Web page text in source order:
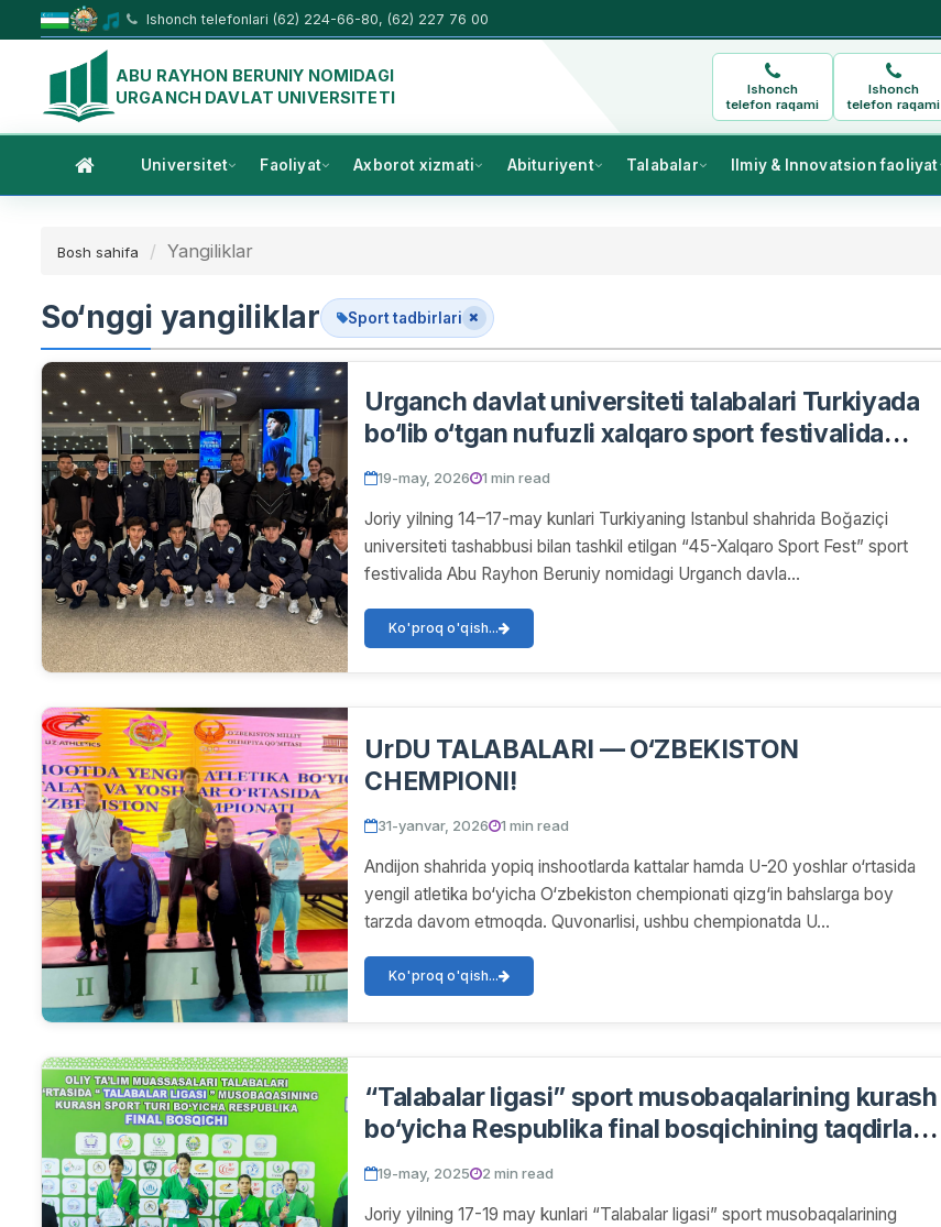
Ishonch telefonlari (62) 224-66-80, (62) 227 76 00
ABU RAYHON BERUNIY NOMIDAGI
URGANCH DAVLAT UNIVERSITETI
Ishonch
telefon raqami
Ishonch
telefon raqami
Universitet Faoliyat Axborot xizmati Abituriyent Talabalar Ilmiy & Innovatsion faoliyat
Bosh sahifa Yangiliklar
So‘nggi yangiliklar Sport tadbirlari
Urganch davlat universiteti talabalari Turkiyada
bo‘lib o‘tgan nufuzli xalqaro sport festivalida
munosib ishtirok etib, yuqori natijalarni qo‘lga
19-may, 2026 1 min read
Joriy yilning 14–17-may kunlari Turkiyaning Istanbul shahrida Boğaziçi
universiteti tashabbusi bilan tashkil etilgan “45-Xalqaro Sport Fest” sport
festivalida Abu Rayhon Beruniy nomidagi Urganch davla...
Ko'proq o'qish...
UrDU TALABALARI — O‘ZBEKISTON
CHEMPIONI!
31-yanvar, 2026 1 min read
Andijon shahrida yopiq inshootlarda kattalar hamda U-20 yoshlar o‘rtasida
yengil atletika bo‘yicha O‘zbekiston chempionati qizg‘in bahslarga boy
tarzda davom etmoqda. Quvonarlisi, ushbu chempionatda U...
Ko'proq o'qish...
“Talabalar ligasi” sport musobaqalarining kurash
bo‘yicha Respublika final bosqichining taqdirlash
marosimi bo'lib o'tdi
19-may, 2025 2 min read
Joriy yilning 17-19 may kunlari “Talabalar ligasi” sport musobaqalarining